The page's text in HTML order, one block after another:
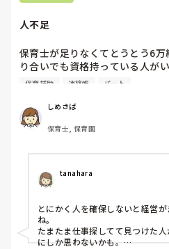
人不足
保育士が足りなくてとうとう6
り合いでも資格持っている人が
てます。
るんだとびっくりしました。
人が足りない園はこんな感じな
保育補助 連絡帳 パート
しめさば
保育士, 保育園
tanahara
とにかく人を確保しないと経営
ね。
たまたま仕事探してて見つけた
にしか思わないかも。